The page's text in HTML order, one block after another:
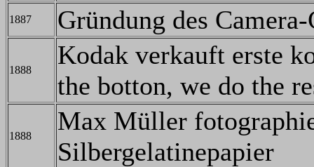
1887 Gründung des
1888
Kodak verkauft erste
the botton, we do the
1888
Max Müller
Silbergelatinepapier